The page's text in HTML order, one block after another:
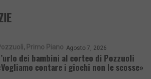
Primo Piano Agosto 7, 2026
dei bambini al corteo di Pozzuoli
contare i giochi non le scosse»